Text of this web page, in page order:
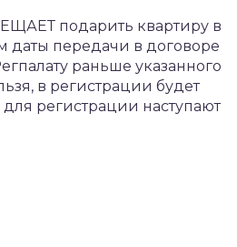
подарить квартиру в
даты передачи в договоре
раньше указанного
в регистрации будет
регистрации наступают